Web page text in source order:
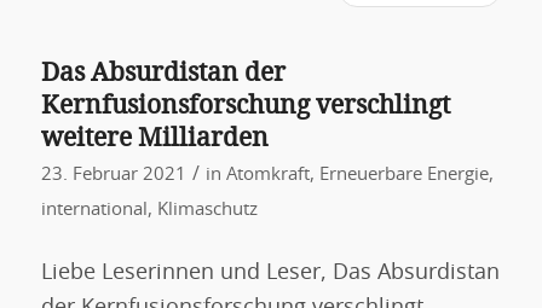
Das Absurdistan der
Kernfusionsforschung verschlingt
weitere Milliarden
23. Februar 2021 / in Atomkraft, Erneuerbare Energie,
international , Klimaschutz
Liebe Leserinnen und Leser, Das Absurdistan